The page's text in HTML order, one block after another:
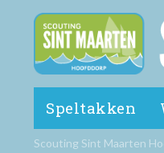
Speltakken
Scouting Sint Maarten